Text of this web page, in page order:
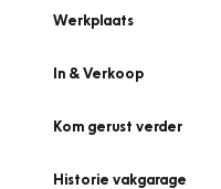
Werkplaats
In & Verkoop
Kom gerust verder
Historie vakgarage